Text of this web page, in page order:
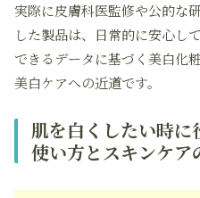
実際に皮膚科医監修や公的な
した製品は、日常的に安心し
できるデータに基づく美白化
美白ケアへの近道です。
肌を白くしたい時
使い方とスキンケア